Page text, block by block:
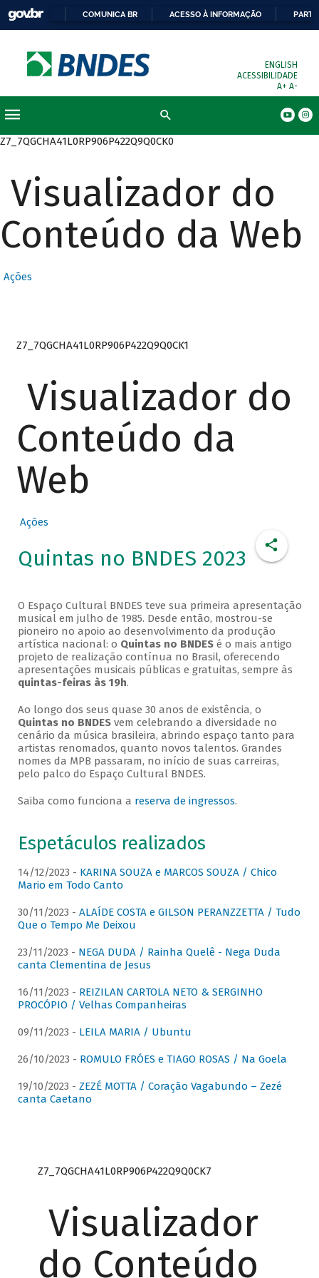
COMUNICA BR ACESSO À INFORMAÇÃO
ENGLISH
ACESSIBILIDADE
A+ A-
Z7_7QGCHA41L0RP906P422Q9Q0CK0
Visualizador do
Conteúdo da Web
Ações
Z7_7QGCHA41L0RP906P422Q9Q0CK1
Visualizador do
Conteúdo da
Web
Ações
Quintas no BNDES 2023
O Espaço Cultural BNDES teve sua primeira apresentação
musical em julho de 1985. Desde então, mostrou-se
pioneiro no apoio ao desenvolvimento da produção
artística nacional: o Quintas no BNDESé o mais antigo
projeto de realização contínua no Brasil, oferecendo
apresentações musicais públicas e gratuitas, sempre às
quintas-feiras às 19h.
Ao longo dos seus quase 30 anos de existência, o
Quintas no BNDESvem celebrando a diversidade no
cenário da música brasileira, abrindo espaço tanto para
artistas renomados, quanto novos talentos. Grandes
nomes da MPB passaram, no início de suas carreiras,
pelo palco do Espaço Cultural BNDES.
Saiba como funciona a reserva de ingressos.
Espetáculos realizados
14/12/2023 - KARINA SOUZA e MARCOS SOUZA / Chico
Mario em Todo Canto
30/11/2023 - ALAÍDE COSTA e GILSON PERANZZETTA / Tudo
Que o Tempo Me Deixou
23/11/2023 - NEGA DUDA / Rainha Quelê - Nega Duda
canta Clementina de Jesus
16/11/2023 - REIZILAN CARTOLA NETO & SERGINHO
PROCÓPIO / Velhas Companheiras
09/11/2023 - LEILA MARIA / Ubuntu
26/10/2023 - ROMULO FRÓES e TIAGO ROSAS / Na Goela
19/10/2023 - ZEZÉ MOTTA / Coração Vagabundo – Zezé
canta Caetano
Z7_7QGCHA41L0RP906P422Q9Q0CK7
Visualizador
do Conteúdo